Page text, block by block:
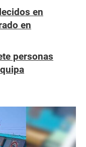
en
en
personas